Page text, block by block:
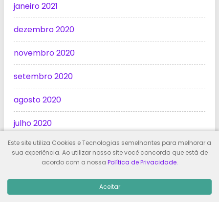
janeiro 2021
dezembro 2020
novembro 2020
setembro 2020
agosto 2020
julho 2020
junho 2020
abril 2020
Este site utiliza Cookies e Tecnologias semelhantes para melhorar a
sua experiência. Ao utilizar nosso site você concorda que está de
acordo com a nossa Política de Privacidade.
Aceitar